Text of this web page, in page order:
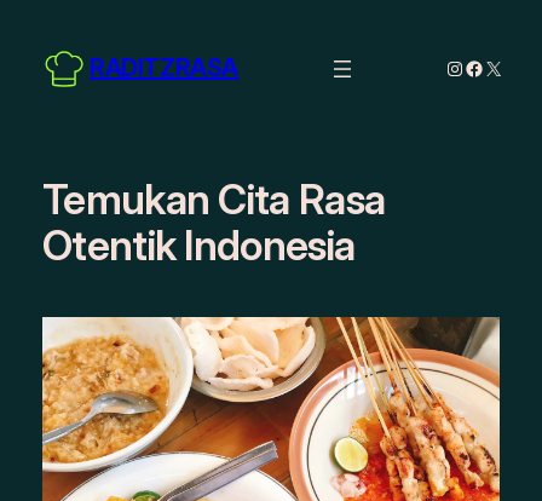
content
RADITZRASA Instagram
X
Temukan Cita Rasa
Otentik Indonesia